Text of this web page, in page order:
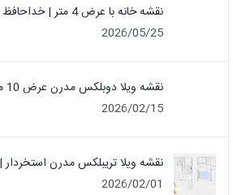
نقشه خانه با عرض 4 متر | خداحافظ خانه‌ اتوبوسی!
2026/05/25
نقشه ویلا دوبلکس مدرن عرض 10 متر | عکس نما + پلان
2026/02/15
نقشه ویلا تریبلکس مدرن
2026/02/01